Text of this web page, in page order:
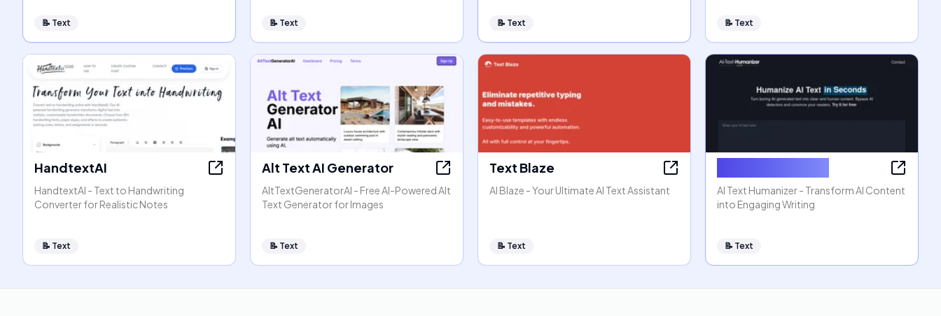
📝 Text 📝 Text 📝 Text 📝 Text
HandtextAI
HandtextAI - Text to Handwriting
Converter for Realistic Notes
📝 Text
Alt Text AI Generator
AltTextGeneratorAI - Free AI-Powered Alt
Text Generator for Images
📝 Text
Text Blaze
AI Blaze - Your Ultimate AI Text Assistant
📝 Text
AI Text Humanizer - Transform AI Content
into Engaging Writing
📝 Text